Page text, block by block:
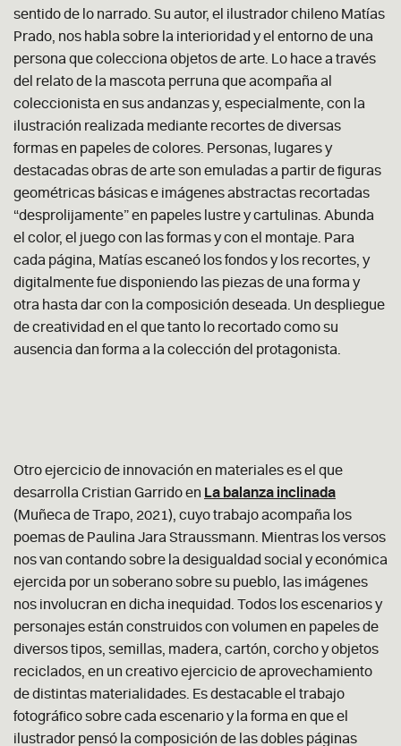
sentido de lo narrado. Su autor, el ilustrador chileno Matías
Prado, nos habla sobre la interioridad y el entorno de una
persona que colecciona objetos de arte. Lo hace a través
del relato de la mascota perruna que acompaña al
coleccionista en sus andanzas y, especialmente, con la
ilustración realizada mediante recortes de diversas
formas en papeles de colores. Personas, lugares y
destacadas obras de arte son emuladas a partir de figuras
geométricas básicas e imágenes abstractas recortadas
“desprolijamente” en papeles lustre y cartulinas. Abunda
el color, el juego con las formas y con el montaje. Para
cada página, Matías escaneó los fondos y los recortes, y
digitalmente fue disponiendo las piezas de una forma y
otra hasta dar con la composición deseada. Un despliegue
de creatividad en el que tanto lo recortado como su
ausencia dan forma a la colección del protagonista.
Otro ejercicio de innovación en materiales es el que
desarrolla Cristian Garrido en La balanza inclinada
(Muñeca de Trapo, 2021), cuyo trabajo acompaña los
poemas de Paulina Jara Straussmann. Mientras los versos
nos van contando sobre la desigualdad social y económica
ejercida por un soberano sobre su pueblo, las imágenes
nos involucran en dicha inequidad. Todos los escenarios y
personajes están construidos con volumen en papeles de
diversos tipos, semillas, madera, cartón, corcho y objetos
reciclados, en un creativo ejercicio de aprovechamiento
de distintas materialidades. Es destacable el trabajo
fotográfico sobre cada escenario y la forma en que el
ilustrador pensó la composición de las dobles páginas